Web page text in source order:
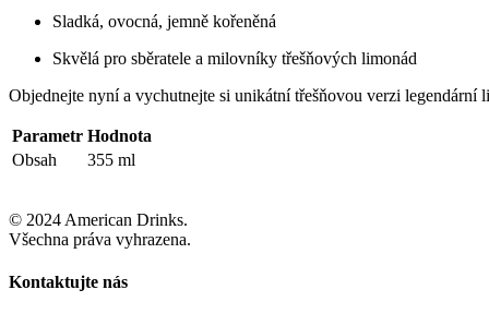
Sladká, ovocná, jemně kořeněná
Skvělá pro sběratele a milovníky třešňových limonád
Objednejte nyní a vychutnejte si unikátní třešňovou verzi legendární
Parametr Hodnota
Obsah
355 ml
© 2024 American Drinks.
Všechna práva vyhrazena.
Kontaktujte nás